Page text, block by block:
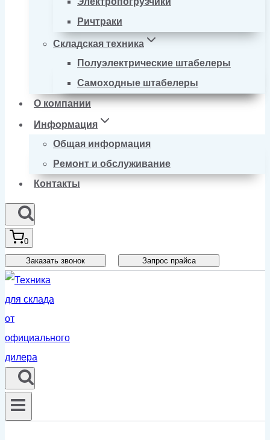
Ричтраки
Складская техника
Полуэлектрические штабелеры
Самоходные штабелеры
О компании
Информация
Общая информация
Ремонт и обслуживание
Контакты
0
Заказать звонок Запрос прайса